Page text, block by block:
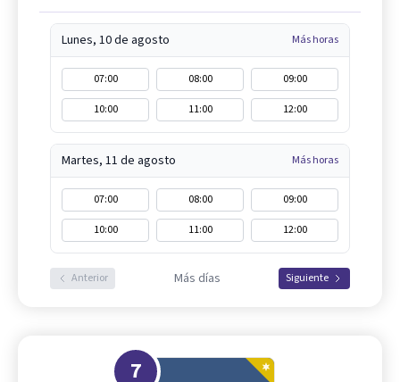
Lunes, 10 de agosto Más horas
07:00 08:00
09:00
10:00
11:00 12:00
Martes, 11 de agosto Más horas
07:00 08:00
09:00
10:00
11:00 12:00
Anterior Más días Siguiente
7